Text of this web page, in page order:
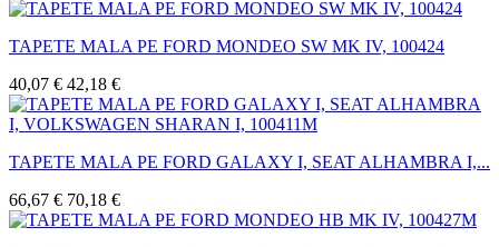
TAPETE MALA PE FORD MONDEO SW MK IV, 100424
40,07 € 42,18 €
TAPETE MALA PE FORD GALAXY I, SEAT ALHAMBRA I,...
66,67 € 70,18 €